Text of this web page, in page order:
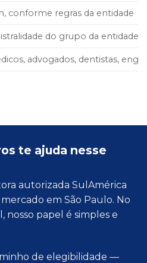
conforme regras da entidade
do grupo da entidade
advogados, dentistas,
te ajuda nesse
autorizada SulAmérica
em São Paulo. No
nosso papel é simples e
de elegibilidade —